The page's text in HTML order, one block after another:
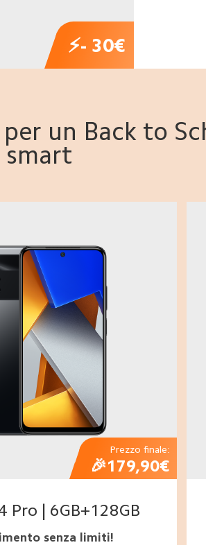
⚡- 30€
un Back to
smart
Prezzo finale:
🎉179,90€
Pro | 6GB+128GB
senza limiti!